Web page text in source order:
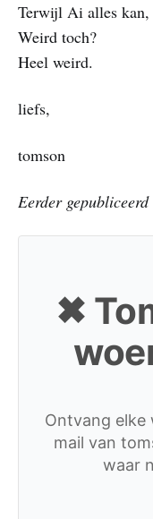
Terwijl Ai alles kan,
Weird toch?
Heel weird.
liefs,
tomson
Eerder
✖
Ontvang elke
mail van
waar